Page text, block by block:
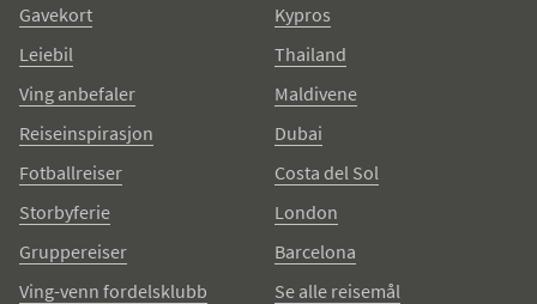
Gavekort
Leiebil
Ving anbefaler
Reiseinspirasjon
Fotballreiser
Storbyferie
Gruppereiser
Ving-venn fordelsklubb
Kypros
Thailand
Maldivene
Dubai
Costa del Sol
London
Barcelona
Se alle reisemål